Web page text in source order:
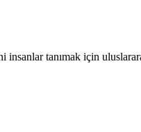
tanımak için